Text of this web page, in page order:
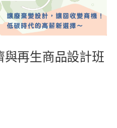
與再生商品設計班